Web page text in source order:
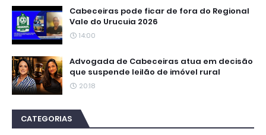
Cabeceiras pode ficar de fora do Regional
Vale do Urucuia 2026
14:00
Advogada de Cabeceiras atua em decisão
que suspende leilão de imóvel rural
20:18
CATEGORIAS